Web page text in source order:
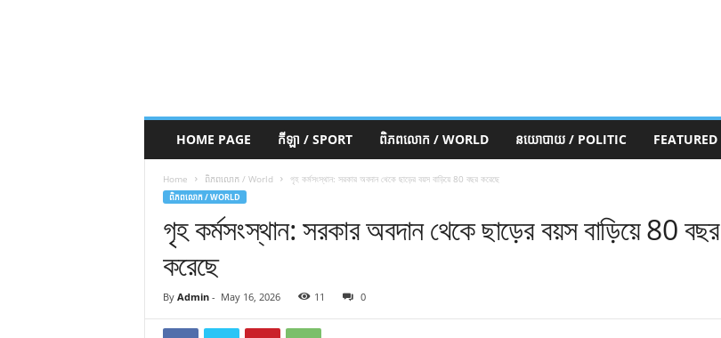
HOME PAGE កីឡា / SPORT ពិភពលោក / WORLD នយោបាយ / POLITIC FEATURED
Home ពិភពលោក / World গৃহ কর্মসংস্থান: সরকার অবদান থেকে ছাড়ের বয়স বাড়িয়ে 80 বছর করেছে
ពិភពលោក / WORLD
গৃহ কর্মসংস্থান: সরকার অবদান থেকে ছাড়ের বয়স বাড়িয়ে 80 বছর
করেছে
By Admin- May 16, 2026 11 0